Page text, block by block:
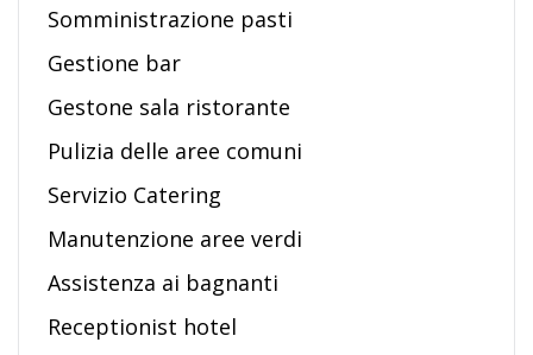
Somministrazione pasti
Gestione bar
Gestone sala ristorante
Pulizia delle aree comuni
Servizio Catering
Manutenzione aree verdi
Assistenza ai bagnanti
Receptionist hotel